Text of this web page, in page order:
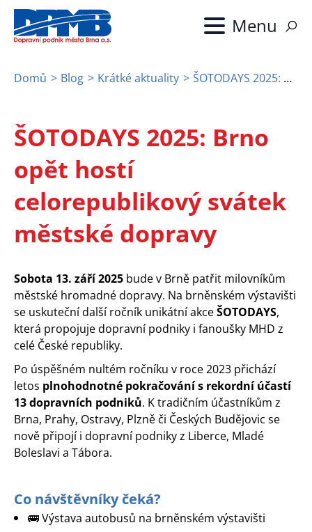
Přejít
hlavnímu
navigace
Domů Blog Krátké aktuality ŠOTODAYS 2025: Brno opět hostí celorepublikový svátek městské dopravy
ŠOTODAYS 2025: Brno
opět hostí
celorepublikový svátek
městské dopravy
Sobota 13. září 2025 bude v Brně patřit milovníkům
městské hromadné dopravy. Na brněnském výstavišti
se uskuteční další ročník unikátní akceŠOTODAYS,
která propojuje dopravní podniky i fanoušky MHD z
celé České republiky.
Po úspěšném nultém ročníku v roce 2023 přichází
letos plnohodnotné pokračování s rekordní účastí
13 dopravních podniků. K tradičním účastníkům z
Brna, Prahy, Ostravy, Plzně či Českých Budějovic se
nově připojí i dopravní podniky z Liberce, Mladé
Boleslavi a Tábora.
Co návštěvníky čeká?
🚌 Výstava autobusů na brněnském výstavišti